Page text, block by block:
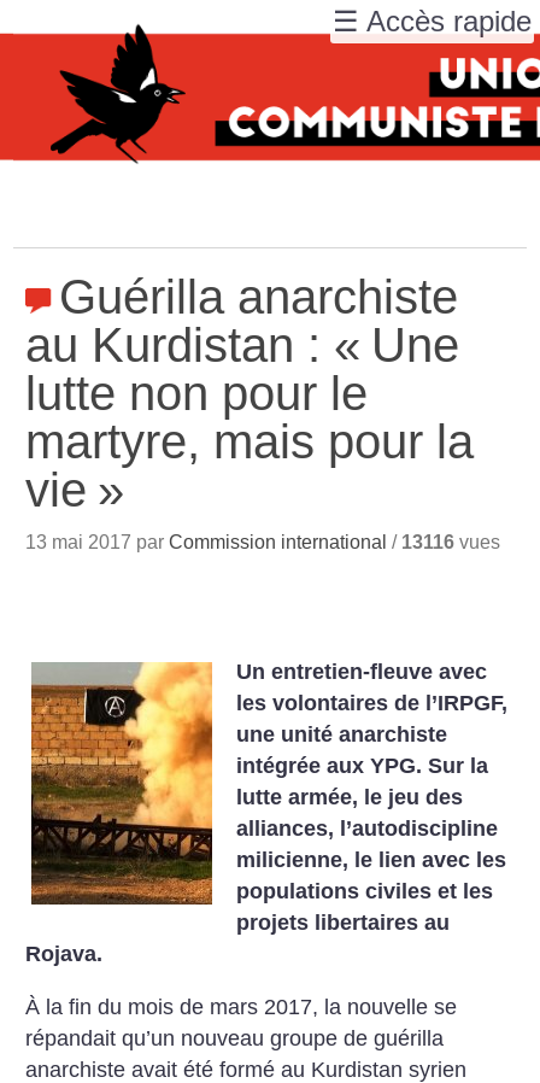
Guérilla anarchiste
au Kurdistan : « Une
lutte non pour le
martyre, mais pour la
vie »
13 mai 2017 parCommission international / 13116 vues
Un entretien-fleuve avec
les volontaires de l’IRPGF,
une unité anarchiste
intégrée aux YPG. Sur la
lutte armée, le jeu des
alliances, l’autodiscipline
milicienne, le lien avec les
populations civiles et les
projets libertaires au
Rojava.
À la fin du mois de mars 2017, la nouvelle se
répandait qu’un nouveau groupe de guérilla
anarchiste avait été formé au Kurdistan syrien
☰ Accès rapide